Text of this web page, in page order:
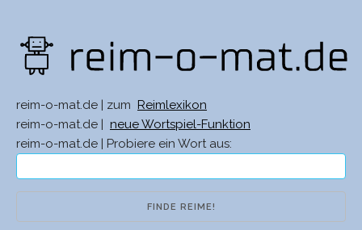
reim-o-mat.de | zum
Reimlexikon
reim-o-mat.de |
neue Wortspiel-Funktion
reim-o-mat.de | Probiere ein Wort aus: